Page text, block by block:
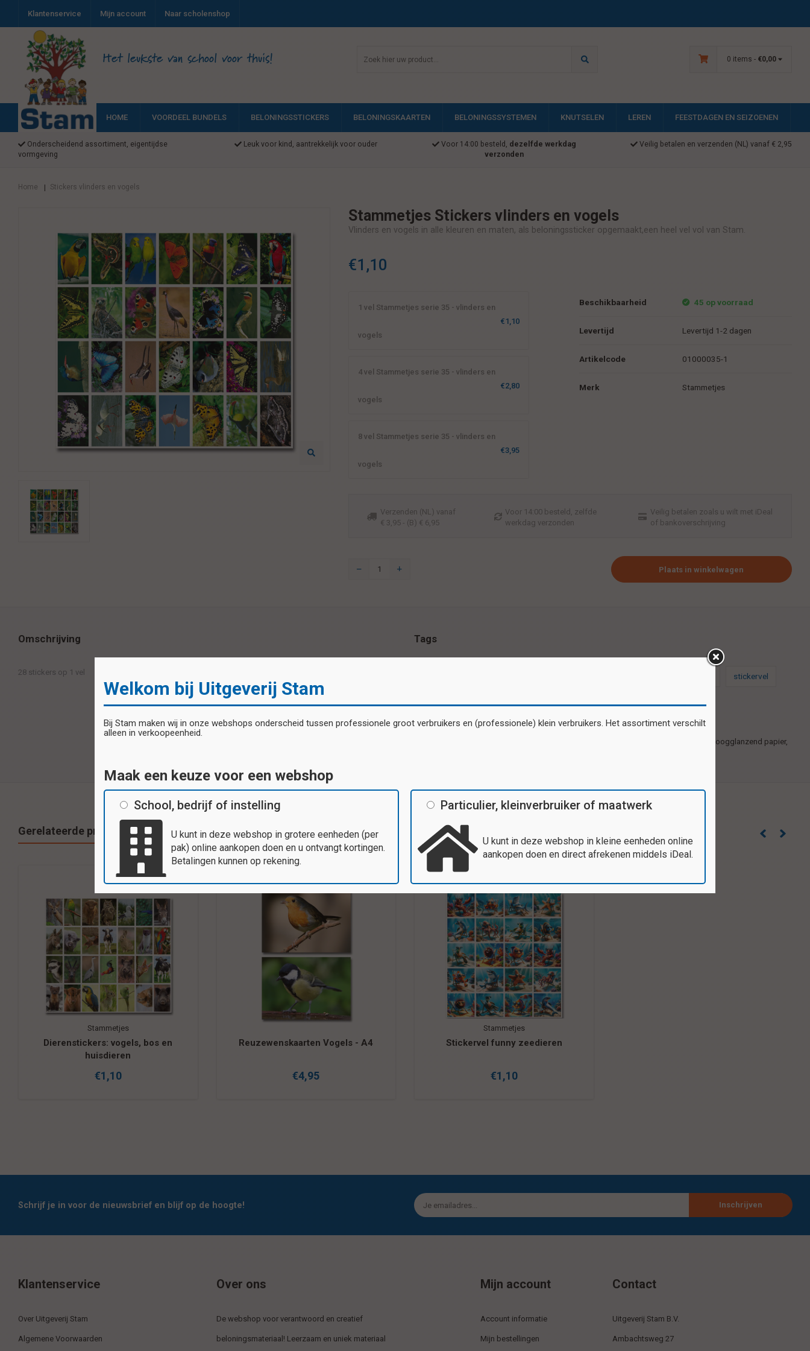
Klantenservice Mijn account Naar scholenshop
Het leukste van school voor thuis! 0 items - €0,00
HOME VOORDEEL BUNDELS BELONINGSSTICKERS BELONINGSKAARTEN BELONINGSSYSTEMEN KNUTSELEN LEREN FEESTDAGEN EN SEIZOENEN
Onderscheidend assortiment, eigentijdse
vormgeving
Leuk voor kind, aantrekkelijk voor ouder Voor 14:00 besteld, dezelfde werkdag
verzonden
Veilig betalen en verzenden (NL) vanaf € 2,95
Home | Stickers vlinders en vogels
Stammetjes Stickers vlinders en vogels
Vlinders en vogels in alle kleuren en maten, als beloningssticker opgemaakt,een heel vel vol van Stam.
€1,10
1 vel Stammetjes serie 35 - vlinders en
vogels
€1,10
4 vel Stammetjes serie 35 - vlinders en
vogels
€2,80
8 vel Stammetjes serie 35 - vlinders en
vogels
€3,95
Beschikbaarheid 45 op voorraad
Levertijd Levertijd 1-2 dagen
Artikelcode 01000035-1
Merk Stammetjes
Verzenden (NL) vanaf
€ 3,95 - (B) € 6,95
Voor 14:00 besteld, zelfde
werkdag verzonden
Veilig betalen zoals u wilt met iDeal
of bankoverschrijving
Plaats in winkelwagen
Omschrijving
28 stickers op 1 vel
Tags
stickervel
Zelfklevende plaatjes gedrukt op 1e kwaliteit hoogglanzend papier,
Gerelateerde producten
Stammetjes
Dierenstickers: vogels, bos en
huisdieren
€1,10
Reuzewenskaarten Vogels - A4
€4,95
Stammetjes
Stickervel funny zeedieren
€1,10
Schrijf je in voor de nieuwsbrief en blijf op de hoogte! Inschrijven
Klantenservice
Over Uitgeverij Stam
Algemene Voorwaarden
Over ons
De webshop voor verantwoord en creatief
beloningsmateriaal! Leerzaam en uniek materiaal
Mijn account
Account informatie
Mijn bestellingen
Contact
Uitgeverij Stam B.V.
Ambachtsweg 27
Welkom bij Uitgeverij Stam
Bij Stam maken wij in onze webshops onderscheid tussen professionele groot verbruikers en (professionele) klein verbruikers. Het assortiment verschilt
alleen in verkoopeenheid.
Maak een keuze voor een webshop
School, bedrijf of instelling
U kunt in deze webshop in grotere eenheden (per
pak) online aankopen doen en u ontvangt kortingen.
Betalingen kunnen op rekening.
Particulier, kleinverbruiker of maatwerk
U kunt in deze webshop in kleine eenheden online
aankopen doen en direct afrekenen middels iDeal.